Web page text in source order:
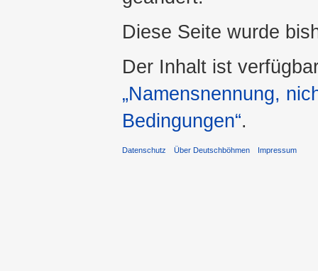
Diese Seite wurde
Der Inhalt ist
„Namensnennung,
Bedingungen“.
Datenschutz Über Deutschböhmen Impressum